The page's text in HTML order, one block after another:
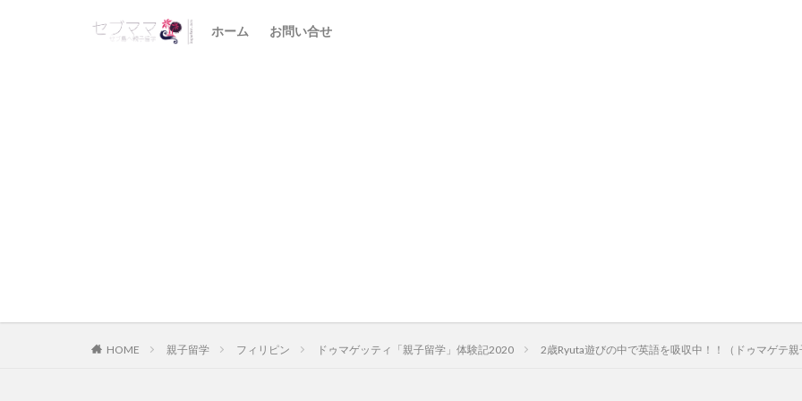
ホーム お問い合せ
HOME 親子留学 フィリピン ドゥマゲッティ「親子留学」体験記2020 2歳Ryuta遊びの中で英語を吸収中！！（ドゥマゲテ親